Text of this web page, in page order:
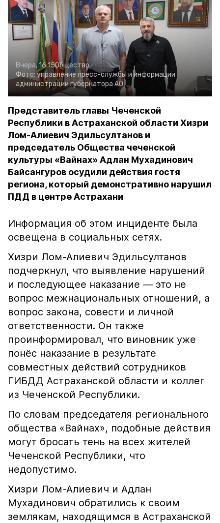
Вчера, 16:15Общество
Фото: управление пресс-службы и информации
администрации губернатора АО
Представитель главы Чеченской
Республики в Астраханской области Хизри
Лом-Алиевич Эдильсултанов и
председатель Общества чеченской
культуры «Вайнах» Адлан Мухадинович
Байсангуров осудили действия гостя
региона, который демонстративно нарушил
ПДД в центре Астрахани
Информация об этом инциденте была
освещена в социальных сетях.
Хизри Лом-Алиевич Эдильсултанов
подчеркнул, что выявление нарушений
и последующее наказание — это не
вопрос межнациональных отношений, а
вопрос закона, совести и личной
ответственности. Он также
проинформировал, что виновник уже
понёс наказание в результате
совместных действий сотрудников
ГИБДД Астраханской области и коллег
из Чеченской Республики.
По словам председателя регионального
общества «Вайнах», подобные действия
могут бросать тень на всех жителей
Чеченской Республики, что
недопустимо.
Хизри Лом-Алиевич и Адлан
Мухадинович обратились к своим
землякам, находящимся в Астраханской